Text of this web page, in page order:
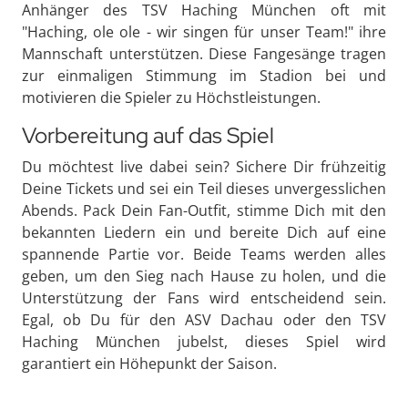
Anhänger des TSV Haching München oft mit
"Haching, ole ole - wir singen für unser Team!" ihre
Mannschaft unterstützen. Diese Fangesänge tragen
zur einmaligen Stimmung im Stadion bei und
motivieren die Spieler zu Höchstleistungen.
Vorbereitung auf das Spiel
Du möchtest live dabei sein? Sichere Dir frühzeitig
Deine Tickets und sei ein Teil dieses unvergesslichen
Abends. Pack Dein Fan-Outfit, stimme Dich mit den
bekannten Liedern ein und bereite Dich auf eine
spannende Partie vor. Beide Teams werden alles
geben, um den Sieg nach Hause zu holen, und die
Unterstützung der Fans wird entscheidend sein.
Egal, ob Du für den ASV Dachau oder den TSV
Haching München jubelst, dieses Spiel wird
garantiert ein Höhepunkt der Saison.